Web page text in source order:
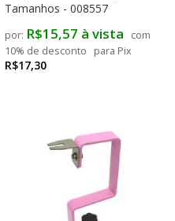
Tamanhos - 008557
R$17,30
R$15,57 à vista
com
10% de desconto
para Pix